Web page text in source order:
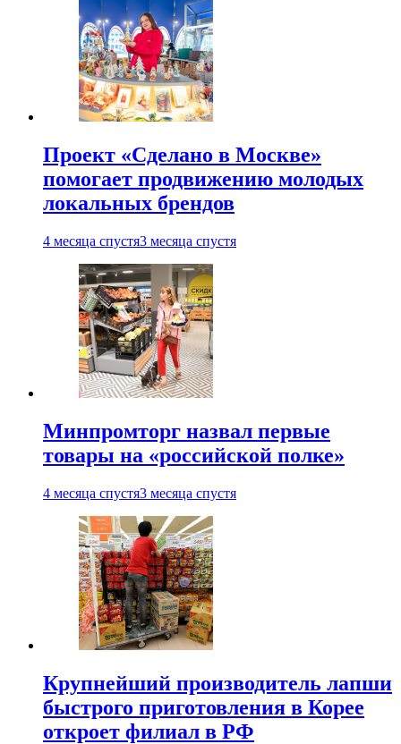
Проект «Сделано в Москве»
помогает продвижению молодых
локальных брендов
4 месяца спустя3 месяца спустя
Минпромторг назвал первые
товары на «российской полке»
4 месяца спустя3 месяца спустя
Крупнейший производитель лапши
быстрого приготовления в Корее
откроет филиал в РФ